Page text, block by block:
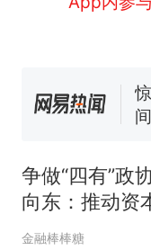
热
争做“四有”政
向东：推动资
发挥功能作用
金融棒棒糖